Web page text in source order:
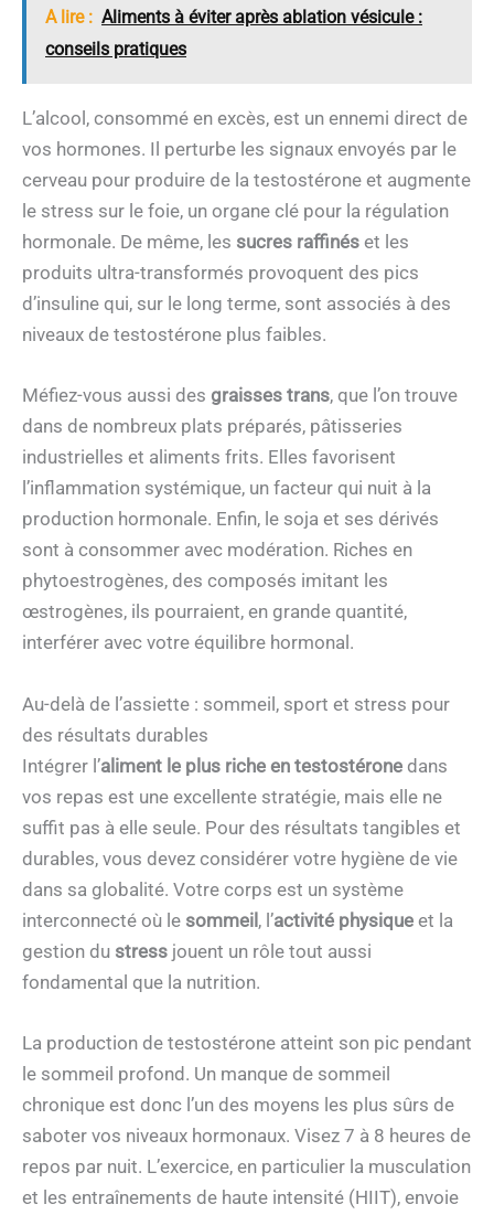
A lire : Aliments à éviter après ablation vésicule :
conseils pratiques
L’alcool, consommé en excès, est un ennemi direct de
vos hormones. Il perturbe les signaux envoyés par le
cerveau pour produire de la testostérone et augmente
le stress sur le foie, un organe clé pour la régulation
hormonale. De même, les sucres raffinés et les
produits ultra-transformés provoquent des pics
d’insuline qui, sur le long terme, sont associés à des
niveaux de testostérone plus faibles.
Méfiez-vous aussi des graisses trans, que l’on trouve
dans de nombreux plats préparés, pâtisseries
industrielles et aliments frits. Elles favorisent
l’inflammation systémique, un facteur qui nuit à la
production hormonale. Enfin, le soja et ses dérivés
sont à consommer avec modération. Riches en
phytoestrogènes, des composés imitant les
œstrogènes, ils pourraient, en grande quantité,
interférer avec votre équilibre hormonal.
Au-delà de l’assiette : sommeil, sport et stress pour
des résultats durables
Intégrer l’aliment le plus riche en testostérone dans
vos repas est une excellente stratégie, mais elle ne
suffit pas à elle seule. Pour des résultats tangibles et
durables, vous devez considérer votre hygiène de vie
dans sa globalité. Votre corps est un système
interconnecté où le sommeil, l’activité physique et la
gestion du stress jouent un rôle tout aussi
fondamental que la nutrition.
La production de testostérone atteint son pic pendant
le sommeil profond. Un manque de sommeil
chronique est donc l’un des moyens les plus sûrs de
saboter vos niveaux hormonaux. Visez 7 à 8 heures de
repos par nuit. L’exercice, en particulier la musculation
et les entraînements de haute intensité (HIIT), envoie